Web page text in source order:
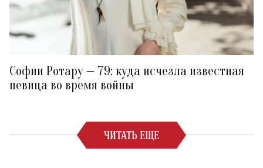
Софии Ротару — 79: куда исчезла известная
певица во время войны
ЧИТАТЬ ЕЩЕ